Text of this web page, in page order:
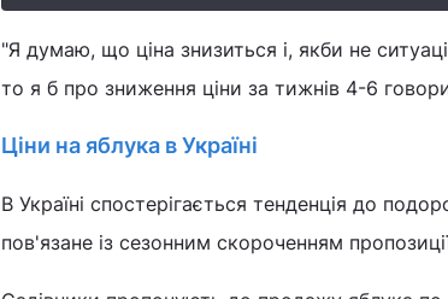
"Я думаю, що ціна знизиться і, якби не
то я б про зниження ціни за тижнів 4-6
Ціни на яблука в Україні
В Україні спостерігається тенденція до
пов'язане із сезонним скороченням